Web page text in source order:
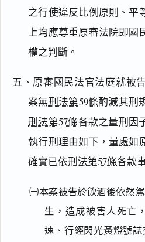
之行使違反比例原則、平
上均應尊重原審法院即國
權之判斷。
五、原審國民法官法庭就被
案無刑法第59條酌減其刑
刑法第57條各款之量刑因
執行刑理由如下，量處如
確實已依刑法第57條各款
㈠本案被告於飲酒後依然
生，造成被害人死亡
速、行經閃光黃燈號